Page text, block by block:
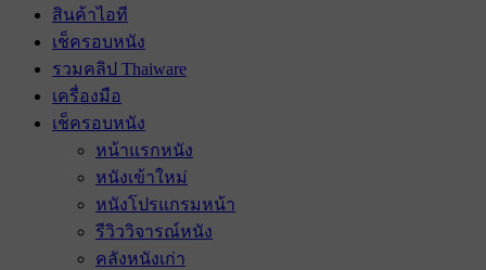
สินค้าไอที
เช็ครอบหนัง
รวมคลิป Thaiware
เครื่องมือ
เช็ครอบหนัง
หน้าแรกหนัง
หนังเข้าใหม่
หนังโปรแกรมหน้า
รีวิววิจารณ์หนัง
คลังหนังเก่า